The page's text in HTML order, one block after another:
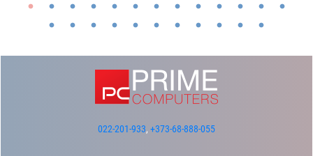
022-201-933, +373-68-888-055